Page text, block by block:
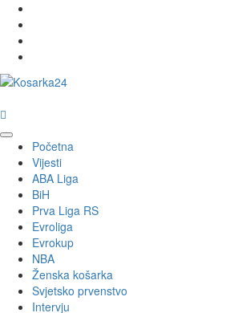
Skip
content
Primary
Menu
Početna
Vijesti
ABA Liga
BiH
Prva Liga RS
Evroliga
Evrokup
NBA
Ženska košarka
Svjetsko prvenstvo
Intervju